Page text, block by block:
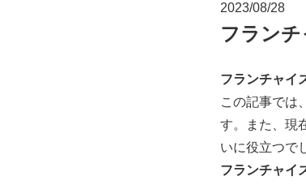
2023/08/28
フラン
フランチャイ
この記事では
す。また、現
いに役立つで
フランチャイ